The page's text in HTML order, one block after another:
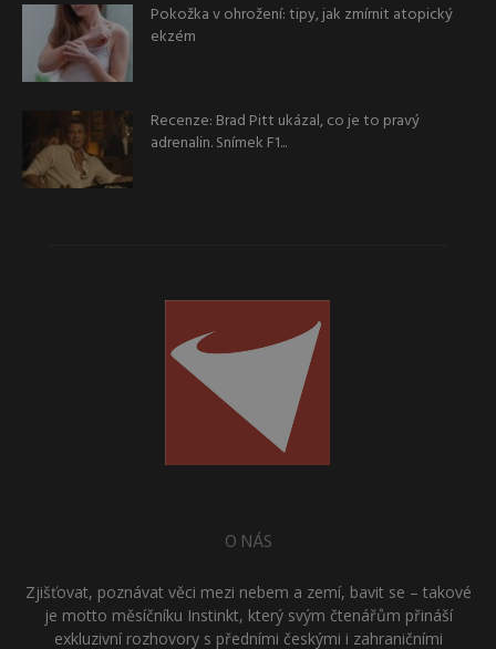
Pokožka v ohrožení: tipy, jak zmírnit atopický
ekzém
Recenze: Brad Pitt ukázal, co je to pravý
adrenalin. Snímek F1...
O NÁS
Zjišťovat, poznávat věci mezi nebem a zemí, bavit se – takové
je motto měsíčníku Instinkt, který svým čtenářům přináší
exkluzivní rozhovory s předními českými i zahraničními